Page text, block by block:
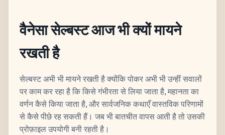
वैनेसा सेल्बस्ट आज भी क्यों मायने
रखती है
सेल्बस्ट अभी भी मायने रखती है क्योंकि पोकर अभी भी उन्हीं सवालों
पर काम कर रहा है कि किसे गंभीरता से लिया जाता है, महानता का
वर्णन कैसे किया जाता है, और सार्वजनिक कथाएँ वास्तविक परिणामों
से कैसे पीछे रह सकती हैं। जब भी बातचीत वापस आती है तो उसकी
प्रोफ़ाइल उपयोगी बनी रहती है।